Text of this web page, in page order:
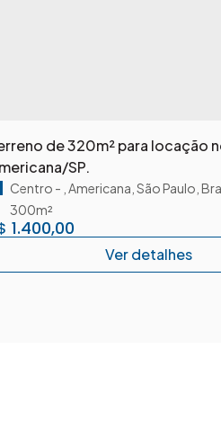
de 320m² para locação
SP.
1.400,00
Centro Americana São Paulo
300m²